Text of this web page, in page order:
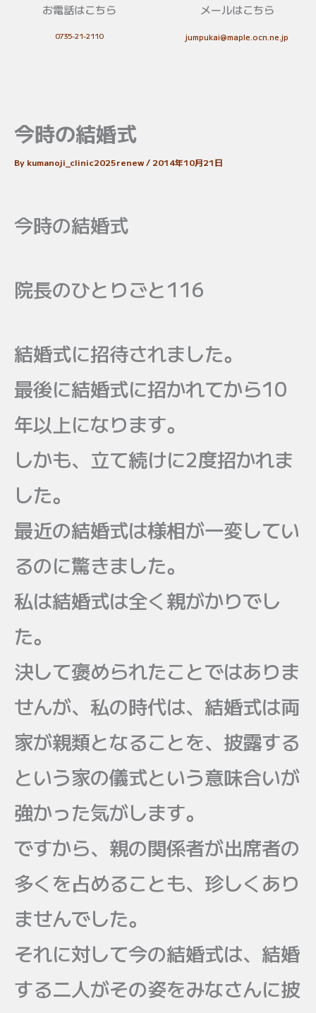
お電話はこちら
0735-21-2110
メールはこちら
jumpukai@maple.ocn.ne.jp
今時の結婚式
By kumanoji_clinic2025renew/ 2014年10月21日
今時の結婚式
院長のひとりごと116
結婚式に招待されました。
最後に結婚式に招かれてから10
年以上になります。
しかも、立て続けに2度招かれま
した。
最近の結婚式は様相が一変してい
るのに驚きました。
私は結婚式は全く親がかりでし
た。
決して褒められたことではありま
せんが、私の時代は、結婚式は両
家が親類となることを、披露する
という家の儀式という意味合いが
強かった気がします。
ですから、親の関係者が出席者の
多くを占めることも、珍しくあり
ませんでした。
それに対して今の結婚式は、結婚
する二人がその姿をみなさんに披